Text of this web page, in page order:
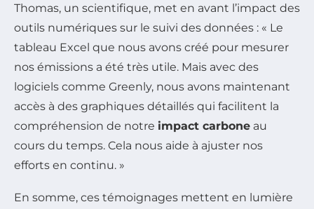
Thomas, un scientifique, met en avant l’impact des
outils numériques sur le suivi des données : « Le
tableau Excel que nous avons créé pour mesurer
nos émissions a été très utile. Mais avec des
logiciels comme Greenly, nous avons maintenant
accès à des graphiques détaillés qui facilitent la
compréhension de notre impact carbone au
cours du temps. Cela nous aide à ajuster nos
efforts en continu. »
En somme, ces témoignages mettent en lumière